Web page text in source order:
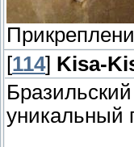
[114] Kisa-
уникальный